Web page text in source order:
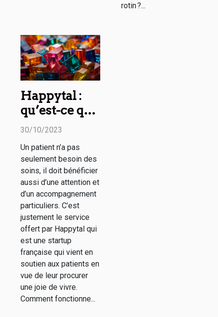
rotin ?...
Happytal :
qu’est-ce que
c’est ?
30/10/2023
Un patient n’a pas
seulement besoin des
soins, il doit bénéficier
aussi d’une attention et
d’un accompagnement
particuliers. C’est
justement le service
offert par Happytal qui
est une startup
française qui vient en
soutien aux patients en
vue de leur procurer
une joie de vivre.
Comment fonctionne...